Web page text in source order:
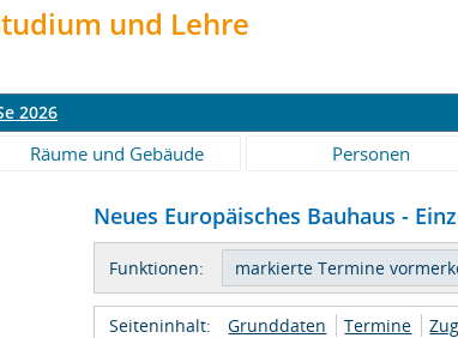
und Lehre
2026
Räume und Gebäude Personen
Neues Europäisches Bauhaus -
Funktionen:
Seiteninhalt: Grunddaten Termine